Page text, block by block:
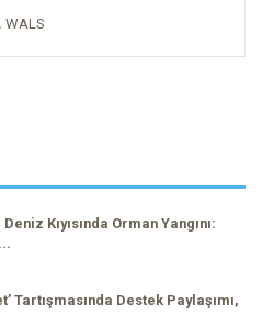
WALS
Kıyısında Orman Yangını:
Tartışmasında Destek Paylaşımı,